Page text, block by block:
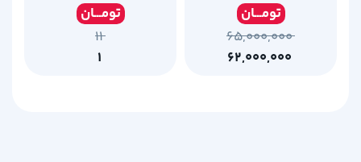
تومـــان
۶۵,۰۰۰,۰۰۰
تومـــان
۱۱